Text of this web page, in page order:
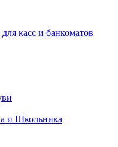
касс и банкоматов
и Школьника